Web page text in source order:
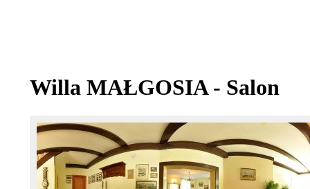
Willa MAŁGOSIA - Salon